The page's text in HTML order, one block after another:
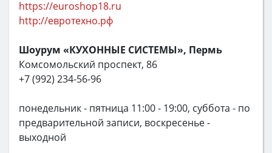
https://euroshop18.ru
http://евротехно.рф
Шоурум «КУХОННЫЕ СИСТЕМЫ», Пермь
Комсомольский проспект, 86
+7 (992) 234-56-96
понедельник - пятница 11:00 - 19:00, суббота - по
предварительной записи, воскресенье -
выходной